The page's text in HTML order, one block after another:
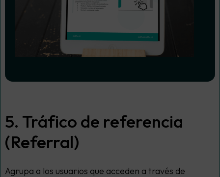
5. Tráfico de referencia
(Referral)
Agrupa a los usuarios que acceden a través de